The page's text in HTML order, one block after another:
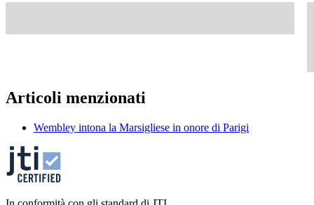
Articoli menzionati
Wembley intona la Marsigliese in onore di Parigi